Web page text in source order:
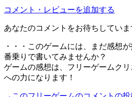
コメント・レビューを追加する
あなたのコメントをお待ちしていま
・・・このゲームには、まだ感想
番乗りで書いてみませんか？
ゲームの感想は、フリーゲームク
への力になります！